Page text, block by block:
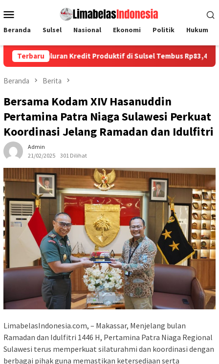
ke
Mobile
Beranda Sulsel Nasional Ekonomi Politik Hukum
Terbaru
Kredit Produktif di Sulsel Tembus Rp83,4 Triliun, Makassar
Beranda Berita
Bersama Kodam XIV Hasanuddin
Pertamina Patra Niaga Sulawesi Perkuat
Koordinasi Jelang Ramadan dan Idulfitri
Admin
21/02/2025
301 Dilihat
LimabelasIndonesia.com, – Makassar, Menjelang bulan
Ramadan dan Idulfitri 1446 H, Pertamina Patra Niaga Regional
Sulawesi terus memperkuat silaturahmi dan koordinasi dengan
berbagai pihak guna memastikan ketersediaan serta